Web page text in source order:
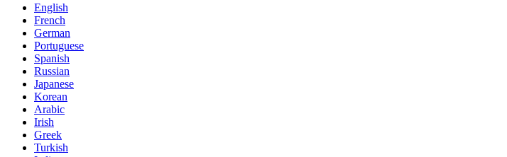
English
French
German
Portuguese
Spanish
Russian
Japanese
Korean
Arabic
Irish
Greek
Turkish